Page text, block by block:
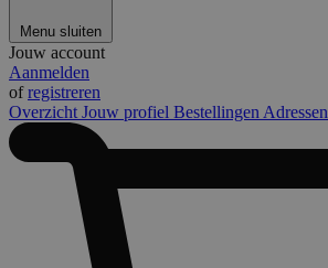
Menu sluiten
Jouw account
Aanmelden
ofregistreren
Overzicht Jouw profiel Bestellingen Adressen